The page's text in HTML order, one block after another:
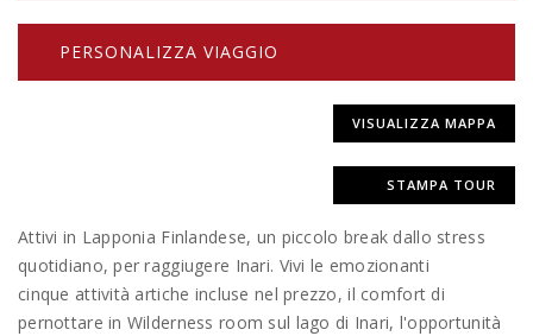
PERSONALIZZA VIAGGIO
VISUALIZZA MAPPA
STAMPA TOUR
Attivi in Lapponia Finlandese, un piccolo break dallo stress
quotidiano, per raggiugere Inari. Vivi le emozionanti
cinque attività artiche incluse nel prezzo, il comfort di
pernottare in Wilderness room sul lago di Inari, l'opportunità